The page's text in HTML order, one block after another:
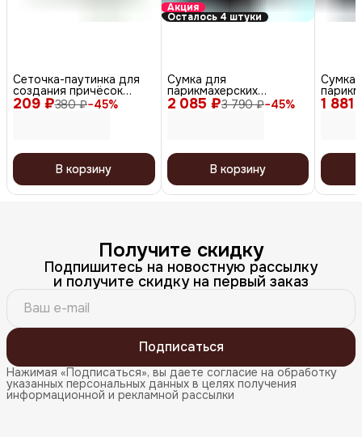
209 ₽380 ₽−45%
Сеточка-паутинка для
создания причёсок
большая СЕ102, белый, 2
шт.
В корзину
Акция
Осталось 4 штуки
2 085 ₽3 790 ₽−45%
Сумка для
парикмахерских
инструментов HP003BA,
чёрный
В корзину
1 881
Сумка
черный
Получите скидку
Подпишитесь на новостную рассылку
и получите скидку на первый заказ
Подписаться
Нажимая «Подписаться», вы даете согласие на обработку
указанных персональных данных в целях получения
информационной и рекламной рассылки